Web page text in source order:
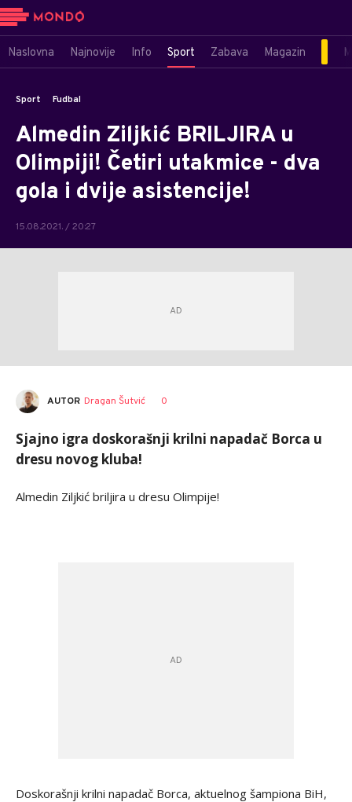
Naslovna Najnovije Info Sport Zabava Magazin
Sport Fudbal
Almedin Ziljkić BRILJIRA u
Olimpiji! Četiri utakmice - dva
gola i dvije asistencije!
15.08.2021. / 20:27
AUTOR Dragan Šutvić 0
Sjajno igra doskorašnji krilni napadač Borca u
dresu novog kluba!
Almedin Ziljkić briljira u dresu Olimpije!
Doskorašnji krilni napadač Borca, aktuelnog šampiona BiH,